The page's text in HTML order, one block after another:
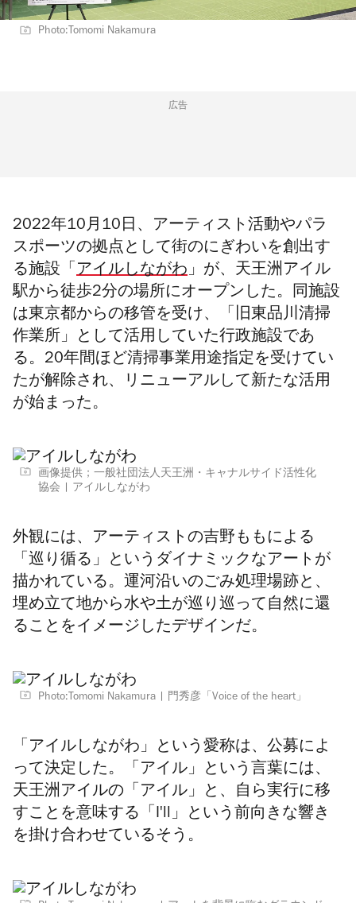
Photo:Tomomi Nakamura
広告
2022年10月10日、アーティスト活動やパラ
スポーツの拠点として街のにぎわいを創出す
る施設「 アイルしながわ」が、天王洲アイル
駅から徒歩2分の場所にオープンした。同施設
は東京都からの移管を受け、「旧東品川清掃
作業所」として活用していた行政施設であ
る。20年間ほど清掃事業用途指定を受けてい
たが解除され、リニューアルして新たな活用
が始まった。
画像提供；一般社団法人天王洲・キャナルサイド活性化
協会
アイルしながわ
外観には、アーティストの吉野ももによる
「巡り循る」というダイナミックなアートが
描かれている。運河沿いのごみ処理場跡と、
埋め立て地から水や土が巡り巡って自然に還
ることをイメージしたデザインだ。
Photo:Tomomi Nakamura 門秀彦「Voice of the heart」
「アイルしながわ」という愛称は、公募によ
って決定した。「アイル」という言葉には、
天王洲アイルの「アイル」と、自ら実行に移
すことを意味する「I'll」という前向きな響き
を掛け合わせているそう。